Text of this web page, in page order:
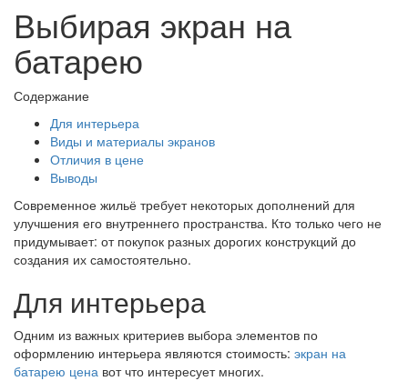
Выбирая экран на
батарею
Содержание
Для интерьера
Виды и материалы экранов
Отличия в цене
Выводы
Современное жильё требует некоторых дополнений для
улучшения его внутреннего пространства. Кто только чего не
придумывает: от покупок разных дорогих конструкций до
создания их самостоятельно.
Для интерьера
Одним из важных критериев выбора элементов по
оформлению интерьера являются стоимость: экран на
батарею цена вот что интересует многих.